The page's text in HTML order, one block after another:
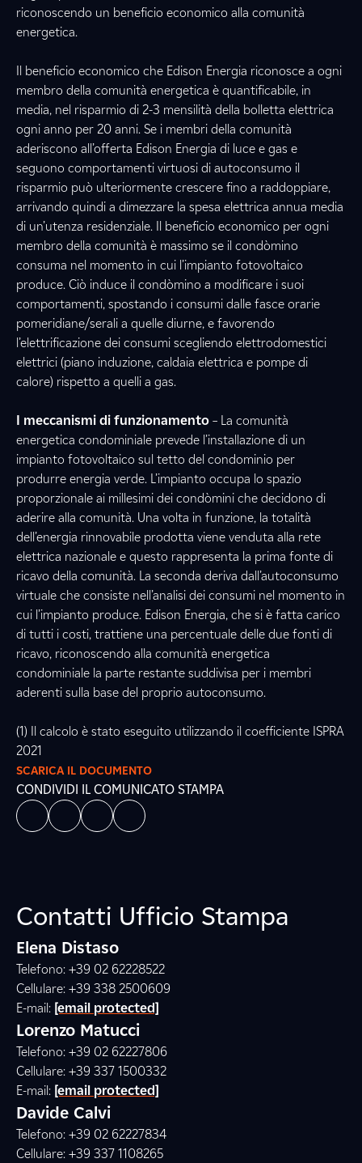
riconoscendo un beneficio economico alla comunità
energetica.
Il beneficio economico che Edison Energia riconosce a ogni
membro della comunità energetica è quantificabile, in
media, nel risparmio di 2-3 mensilità della bolletta elettrica
ogni anno per 20 anni. Se i membri della comunità
aderiscono all’offerta Edison Energia di luce e gas e
seguono comportamenti virtuosi di autoconsumo il
risparmio può ulteriormente crescere fino a raddoppiare,
arrivando quindi a dimezzare la spesa elettrica annua media
di un’utenza residenziale. Il beneficio economico per ogni
membro della comunità è massimo se il condòmino
consuma nel momento in cui l’impianto fotovoltaico
produce. Ciò induce il condòmino a modificare i suoi
comportamenti, spostando i consumi dalle fasce orarie
pomeridiane/serali a quelle diurne, e favorendo
l’elettrificazione dei consumi scegliendo elettrodomestici
elettrici (piano induzione, caldaia elettrica e pompe di
calore) rispetto a quelli a gas.
I meccanismi di funzionamento – La comunità
energetica condominiale prevede l’installazione di un
impianto fotovoltaico sul tetto del condominio per
produrre energia verde. L’impianto occupa lo spazio
proporzionale ai millesimi dei condòmini che decidono di
aderire alla comunità. Una volta in funzione, la totalità
dell’energia rinnovabile prodotta viene venduta alla rete
elettrica nazionale e questo rappresenta la prima fonte di
ricavo della comunità. La seconda deriva dall’autoconsumo
virtuale che consiste nell’analisi dei consumi nel momento in
cui l’impianto produce. Edison Energia, che si è fatta carico
di tutti i costi, trattiene una percentuale delle due fonti di
ricavo, riconoscendo alla comunità energetica
condominiale la parte restante suddivisa per i membri
aderenti sulla base del proprio autoconsumo.
(1) Il calcolo è stato eseguito utilizzando il coefficiente ISPRA
2021
SCARICA IL DOCUMENTO
CONDIVIDI IL COMUNICATO STAMPA
Contatti Ufficio Stampa
Elena Distaso
Telefono: +39 02 62228522
Cellulare: +39 338 2500609
E-mail: [email protected]
Lorenzo Matucci
Telefono: +39 02 62227806
Cellulare: +39 337 1500332
E-mail: [email protected]
Davide Calvi
Telefono: +39 02 62227834
Cellulare: +39 337 1108265